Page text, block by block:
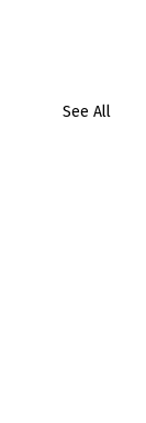
See All